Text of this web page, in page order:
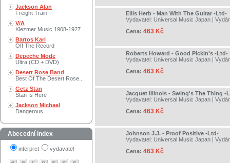
Jackson Alan
Freight Train
V/A
Klezmer Music 1908-1927
Bartos Karl
Off The Record
Depeche Mode
Ultra (CD + DVD)
Desert Rose Band
Best Of The Desert Rose..
Getz Stan
Stan Is Here
Jackson Michael
Dangerous
Abecední index
interpret vydavatel
Ellis Herb - Man With The Guitar -Ltd-
Vydavatel: Universal Music Japan |
Cena: 463 Kč
Roberts Howard - Good Pickin's -Ltd-
Vydavatel: Universal Music Japan |
Cena: 463 Kč
Jacquet Illinois - Swing's The Thing -
Vydavatel: Universal Music Japan |
Cena: 463 Kč
Johnson J.J. - Proof Positive -Ltd-
Vydavatel: Universal Music Japan |
Cena: 463 Kč